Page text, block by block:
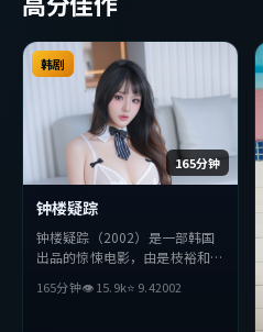
165分钟
韩剧
钟楼疑踪
钟楼疑踪（2002）是一部韩国
出品的惊悚电影，由是枝裕和执
章子怡等主演。影片在叙事与视
165分钟👁15.9k⭐ 9.42002